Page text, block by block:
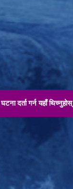
दर्ता गर्न यहाँ थिच्नुहोस् !!